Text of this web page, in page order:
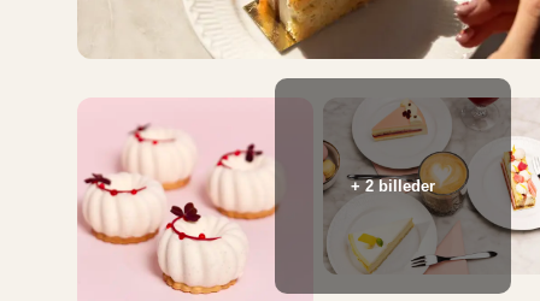
+ 2 billeder